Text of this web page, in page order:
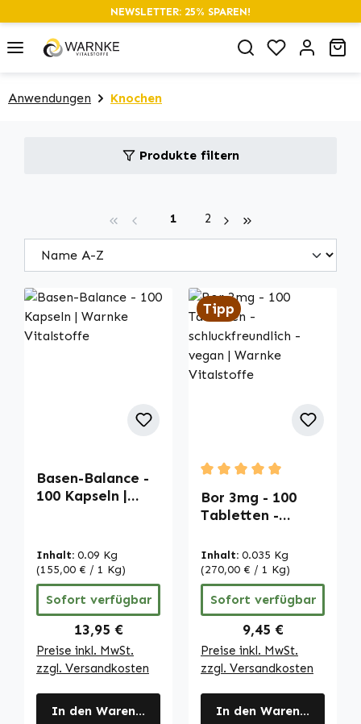
springen
NEWSLETTER: 25% SPAREN!
Du hast 0
Anwendungen Knochen
Produkte filtern
Seite
1 Seite
2
Basen-Balance -
100 Kapseln |
Inhalt: 0.09 Kg
(155,00 € / 1 Kg)
Sofort verfügbar
Regulärer Preis:
13,95 €
Preise inkl. MwSt.
zzgl. Versandkosten
In den Warenkorb
Tipp
Durchschnittliche
Bor 3mg - 100
Tabletten -
- vegan | Warnke
Vitalstoffe
Inhalt: 0.035 Kg
(270,00 € / 1 Kg)
Sofort verfügbar
Regulärer Preis:
9,45 €
Preise inkl. MwSt.
zzgl. Versandkosten
In den Warenkorb